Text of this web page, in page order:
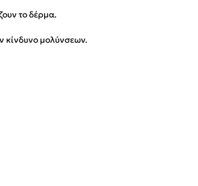
το δέρμα.
κίνδυνο μολύνσεων.